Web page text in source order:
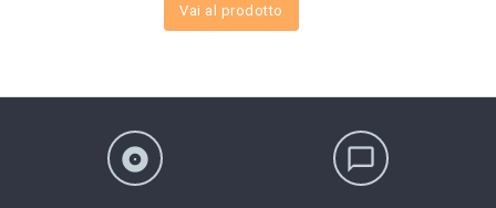
Vai al prodotto
album chat_bubble_outline